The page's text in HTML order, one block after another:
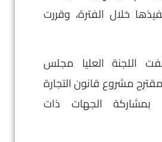
خلال الفترة، وقررت
اللجنة العليا مجلس
مقترح مشروع قانون التجارة
و بمشاركة الجهات ذات